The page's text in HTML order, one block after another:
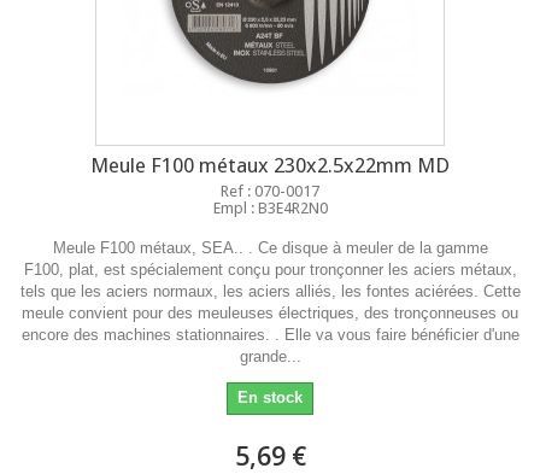
Meule F100 métaux 230x2.5x22mm MD
Ref : 070-0017
Empl : B3E4R2N0
Meule F100 métaux, SEA.. . Ce disque à meuler de la gamme
F100, plat, est spécialement conçu pour tronçonner les aciers métaux,
tels que les aciers normaux, les aciers alliés, les fontes aciérées. Cette
meule convient pour des meuleuses électriques, des tronçonneuses ou
encore des machines stationnaires. . Elle va vous faire bénéficier d'une
grande...
En stock
5,69 €